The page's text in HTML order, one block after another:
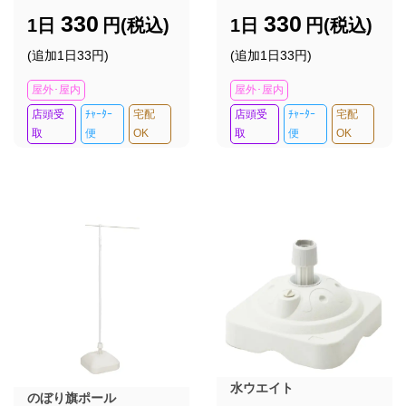
1日 330 円(税込)
(追加1日33円)
屋外･屋内
店頭受
取
ﾁｬｰﾀｰ
便
宅配
OK
1日 330 円(税込)
(追加1日33円)
屋外･屋内
店頭受
取
ﾁｬｰﾀｰ
便
宅配
OK
のぼり旗ポール
水ウエイト